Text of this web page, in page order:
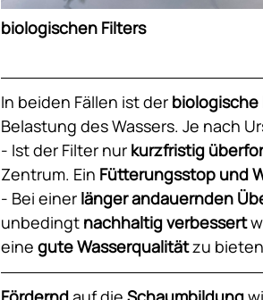
biologischen Filters
In beiden Fällen ist der
Belastung des Wassers. Je nach
- Ist der Filter nur kurzfristig
Zentrum. Ein Fütterungsstop und
- Bei einer länger andauernden
unbedingt nachhaltig verbessert
eine gute Wasserqualität zu